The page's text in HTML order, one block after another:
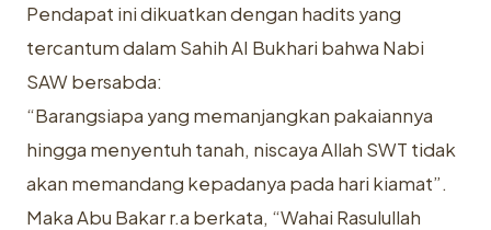
Pendapat ini dikuatkan dengan hadits yang
tercantum dalam Sahih AI Bukhari bahwa Nabi
SAW bersabda:
“Barangsiapa yang memanjangkan pakaiannya
hingga menyentuh tanah, niscaya Allah SWT tidak
akan memandang kepadanya pada hari kiamat”.
Maka Abu Bakar r.a berkata, “Wahai Rasulullah